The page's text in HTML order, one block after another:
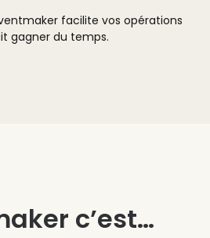
facilite vos opérations
gagner du temps.
c’est…